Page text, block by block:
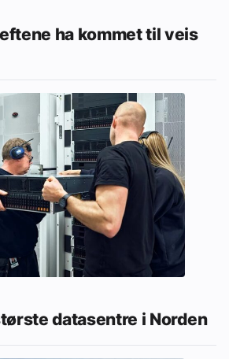
ha kommet til veis
datasentre i Norden